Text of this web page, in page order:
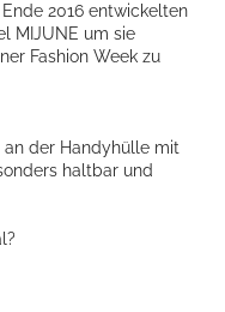
2016 entwickelten
MIJUNE um sie
Fashion Week zu
der Handyhülle mit
haltbar und